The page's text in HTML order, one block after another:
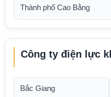
Thành phố Cao Bằng
Công ty điện lực
Bắc Giang